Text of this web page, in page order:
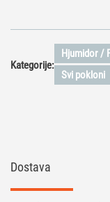
Kategorije:
Hjumidor /
Svi pokloni
Dostava